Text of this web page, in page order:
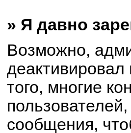
» Я давно
Возможно,
того, многие
сообщения,